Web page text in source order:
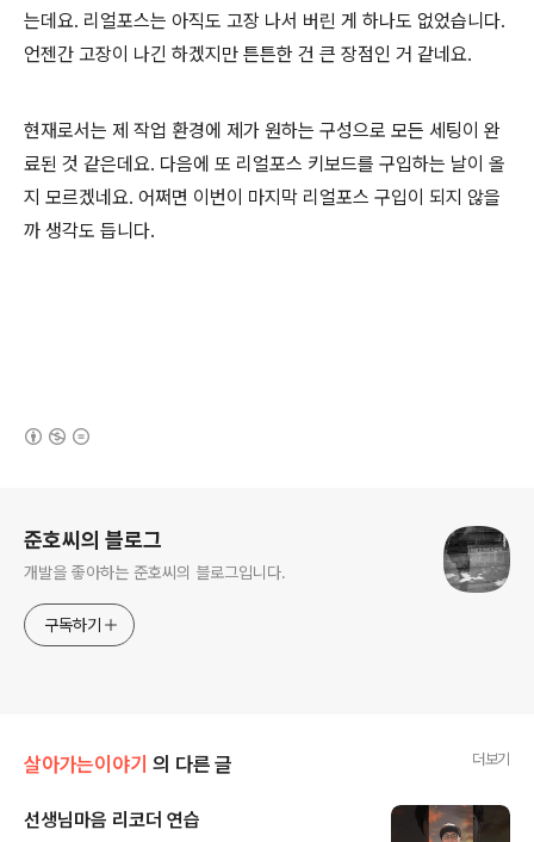
는데요. 리얼포스는 아직도 고장 나서 버린 게 하나도 없었습니다.
언젠간 고장이 나긴 하겠지만 튼튼한 건 큰 장점인 거 같네요.
현재로서는 제 작업 환경에 제가 원하는 구성으로 모든 세팅이 완
료된 것 같은데요. 다음에 또 리얼포스 키보드를 구입하는 날이 올
지 모르겠네요. 어쩌면 이번이 마지막 리얼포스 구입이 되지 않을
까 생각도 듭니다.
준호씨의 블로그
개발을 좋아하는 준호씨의 블로그입니다.
구독하기
살아가는이야기 의 다른 글 더보기
선생님마음 리코더 연습